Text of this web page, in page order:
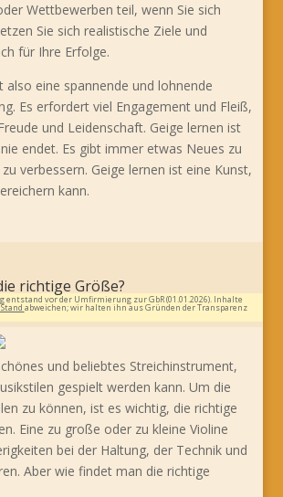
Wettbewerben teil, wenn Sie sich
Sie sich realistische Ziele und
für Ihre Erfolge.
also eine spannende und lohnende
Es erfordert viel Engagement und Fleiß,
und Leidenschaft. Geige lernen ist
endet. Es gibt immer etwas Neues zu
verbessern. Geige lernen ist eine Kunst,
kann.
richtige Größe?
entstand vor der Umfirmierung zur GbR (01.01.2026). Inhalte
abweichen; wir halten ihn aus Gründen der Transparenz
und beliebtes Streichinstrument,
gespielt werden kann. Um die
zu können, ist es wichtig, die richtige
Eine zu große oder zu kleine Violine
bei der Haltung, der Technik und
Aber wie findet man die richtige